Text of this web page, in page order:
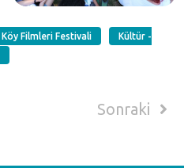
Köy Filmleri Festivali
Kültür -
Sonraki